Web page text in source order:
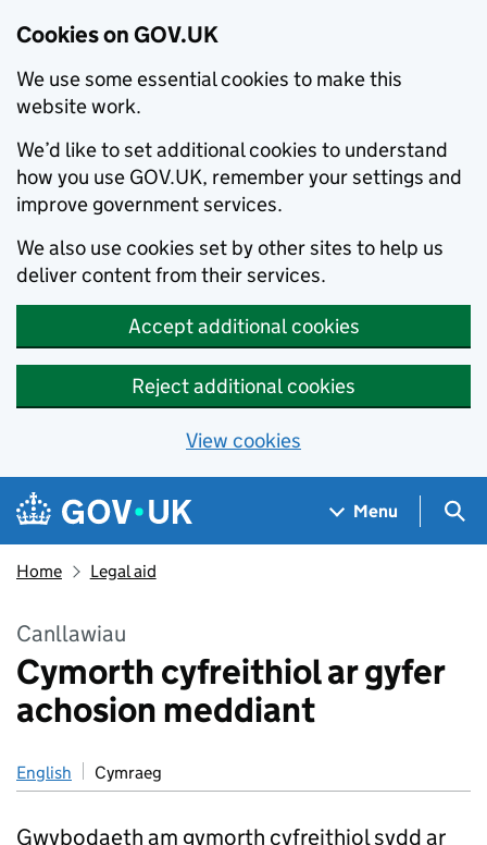
Cookies on GOV.UK
We use some essential cookies to make this
website work.
We’d like to set additional cookies to understand
how you use GOV.UK, remember your settings and
improve government services.
We also use cookies set by other sites to help us
deliver content from their services.
Accept additional cookies
Reject additional cookies
View cookies
Skip to main content
Navigation menu
Menu
Home Legal aid
Canllawiau
Cymorth cyfreithiol ar gyfer
achosion meddiant
English Cymraeg
Gwybodaeth am gymorth cyfreithiol sydd ar